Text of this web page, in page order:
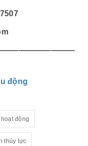
động
động
thủy lực